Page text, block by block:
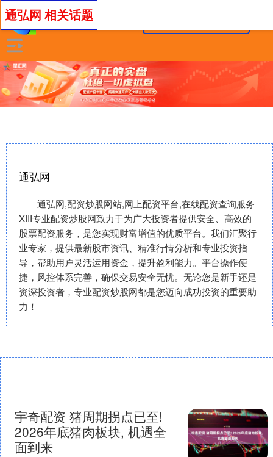
通弘网
通弘网,配资炒股网站,网上配资平台,在线配资查询服务
XIII‌专业配资炒股网致力于为广大投资者提供安全、高效的
股票配资服务，是您实现财富增值的优质平台。我们汇聚行
业专家，提供最新股市资讯、精准行情分析和专业投资指
导，帮助用户灵活运用资金，提升盈利能力。平台操作便
捷，风控体系完善，确保交易安全无忧。无论您是新手还是
资深投资者，专业配资炒股网都是您迈向成功投资的重要助
力！
通弘网 相关话题
宇奇配资 猪周期拐点已至!
2026年底猪肉板块, 机遇全
面到来